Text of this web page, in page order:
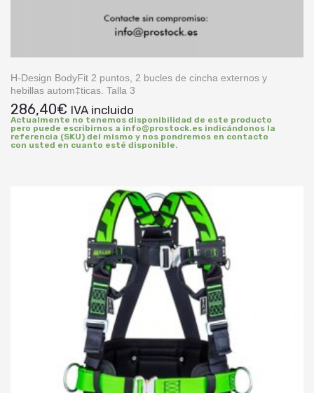
H-Design BodyFit 2 puntos, 2 bucles de cincha externos y
hebillas autom‡ticas. Talla 3
286,40€ IVA incluido
Actualmente no tenemos disponibilidad de este producto
pero puede escribirnos a info@prostock.es indicándonos la
referencia (SKU) del mismo y nos pondremos en contacto
con usted en cuanto esté disponible.